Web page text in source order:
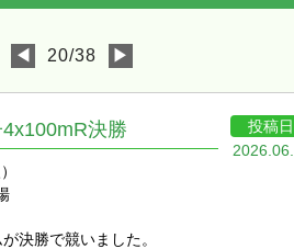
◀ 20/38 ▶
決勝
投稿日
決勝で競いました。